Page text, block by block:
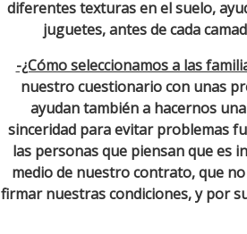
diferentes texturas en el suelo,
juguetes, antes de cada
-¿Cómo seleccionamos a las
nuestro cuestionario con unas
ayudan también a hacernos
sinceridad para evitar problemas
las personas que piensan que es
medio de nuestro contrato, que
firmar nuestras condiciones, y por